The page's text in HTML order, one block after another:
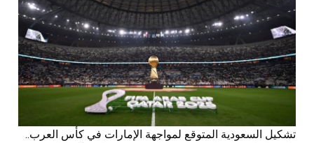
تشكيل السعودية المتوقع لمواجهة الإمارات في كأس العرب..